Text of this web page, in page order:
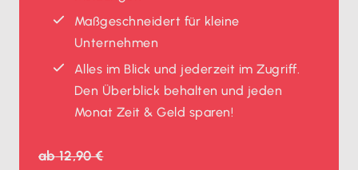
Maßgeschneidert für kleine
Unternehmen
Alles im Blick und jederzeit im Zugriff.
Den Überblick behalten und jeden
Monat Zeit & Geld sparen!
ab12,90 €